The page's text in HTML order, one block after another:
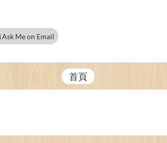
Ask Me on Email
首頁